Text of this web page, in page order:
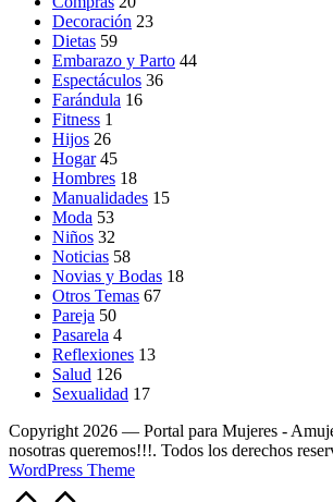
Decoración 23
Dietas 59
Embarazo y Parto 44
Espectáculos 36
Farándula 16
Fitness 1
Hijos 26
Hogar 45
Hombres 18
Manualidades 15
Moda 53
Niños 32
Noticias 58
Novias y Bodas 18
Otros Temas 67
Pareja 50
Pasarela 4
Reflexiones 13
Salud 126
Sexualidad 17
Copyright 2026 — Portal para Mujeres -
nosotras queremos!!!. Todos los derechos
WordPress Theme